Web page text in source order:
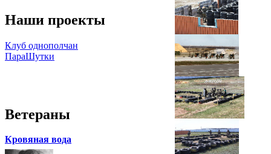
Наши проекты
Клуб однополчан
ПараШутки
Ветераны
Кровяная вода